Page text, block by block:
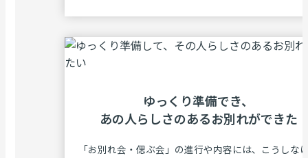
ゆっくり準備でき、
あの⼈らしさのあるお別れができた
「お別れ会・偲ぶ会」の進行や内容には、こうしな